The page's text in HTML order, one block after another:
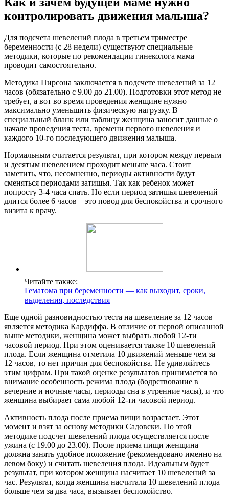
контролировать движения малыша?
Для подсчета шевелений плода в третьем триместре
беременности (с 28 недели) существуют специальные
методики, которые по рекомендации гинеколога мама
проводит самостоятельно.
Методика Пирсона заключается в подсчете шевелений за 12
часов (обязательно с 9.00 до 21.00). Подготовки этот метод не
требует, а вот во время проведения женщине нужно
максимально уменьшить физическую нагрузку. В
специальный бланк или таблицу женщина заносит данные о
начале проведения теста, времени первого шевеления и
каждого 10-го последующего движения малыша.
Нормальным считается результат, при котором между первым
и десятым шевелением проходит меньше часа. Стоит
заметить, что, несомненно, периоды активности будут
сменяться периодами затишья. Так как ребенок может
попросту 3-4 часа спать. Но если период затишья шевелений
длится более 6 часов – это повод для беспокойства и срочного
визита к врачу.
Читайте также:
Гематома при беременности — как выходит, сроки,
выделения, последствия
Еще одной разновидностью теста на шевеление за 12 часов
является методика Кардиффа. В отличие от первой описанной
выше методики, женщина может выбрать любой 12-ти
часовой период. При этом оценивается также 10 шевелений
плода. Если женщина отметила 10 движений меньше чем за
12 часов, то нет причин для беспокойства. Не удивляйтесь
этим цифрам. При такой оценке результатов принимается во
внимание особенность режима плода (бодрствование в
вечерние и ночные часы, периоды сна в утренние часы), и что
женщина выбирает сама любой 12-ти часовой период.
Активность плода после приема пищи возрастает. Этот
момент и взят за основу методики Садовски. По этой
методике подсчет шевелений плода осуществляется после
ужина (с 19.00 до 23.00). После приема пищи женщина
должна занять удобное положение (рекомендовано именно на
левом боку) и считать шевеления плода. Идеальным будет
результат, при котором женщина насчитает 10 шевелений за
час. Результат, когда женщина насчитала 10 шевелений плода
больше чем за два часа, вызывает беспокойство.